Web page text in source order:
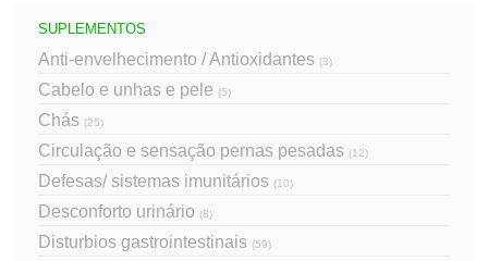
SUPLEMENTOS
Anti-envelhecimento / Antioxidantes (3)
Cabelo e unhas e pele (5)
Chás (25)
Circulação e sensação pernas pesadas (12)
Defesas/ sistemas imunitários (10)
Desconforto urinário (8)
Disturbios gastrointestinais (59)